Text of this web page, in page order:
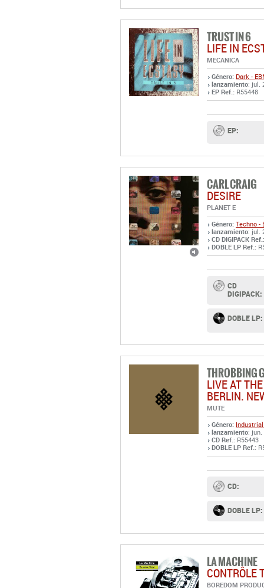
TRUST IN 6
LIFE IN
MECANICA
Género: Dark -
lanzamiento: jul.
EP Ref.: R55448
EP:
CARL CRAIG
DESIRE
PLANET E
Género: Techno -
lanzamiento: jul.
CD DIGIPACK Ref.:
DOBLE LP Ref.:
CD
DIGIPACK:
DOBLE LP:
THROBBING
LIVE AT
BERLIN.
MUTE
Género:
lanzamiento: jun.
CD Ref.: R55443
DOBLE LP Ref.:
CD:
DOBLE LP:
LA MACHINE
CONTRÔLE
BOREDOM